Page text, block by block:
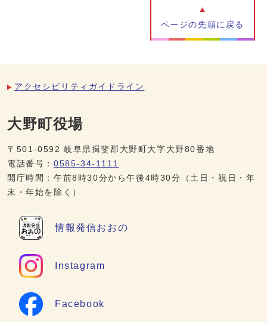
ページの先頭に戻る
アクセシビリティガイドライン
大野町役場
〒501-0592 岐阜県揖斐郡大野町大字大野80番地
電話番号： 0585-34-1111
開庁時間：午前8時30分から午後4時30分（土日・祝日・年
末・年始を除く）
情報発信おおの
Instagram
Facebook